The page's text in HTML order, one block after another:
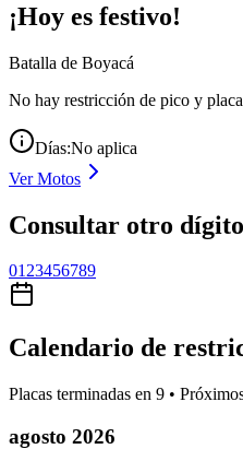
¡Hoy es festivo!
Batalla de Boyacá
No hay restricción de pico y placa
Días:No aplica
VerMotos
Consultar otro dígito
0123456789
Calendario de
Placas terminadas en 9 •
agosto 2026